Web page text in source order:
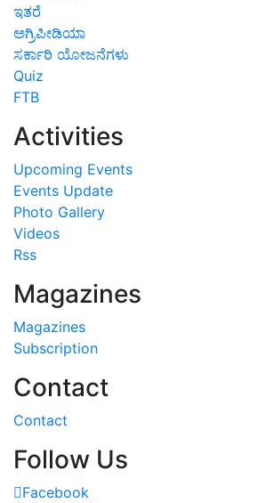
ಇತರೆ
ಅಗ್ರಿಪೀಡಿಯಾ
ಸರ್ಕಾರಿ ಯೋಜನೆಗಳು
Quiz
FTB
Activities
Upcoming Events
Events Update
Photo Gallery
Videos
Rss
Magazines
Magazines
Subscription
Contact
Contact
Follow Us
Facebook